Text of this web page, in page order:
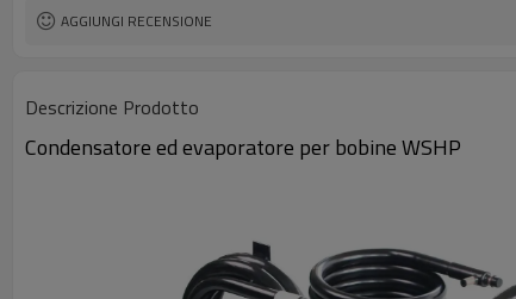
AGGIUNGI RECENSIONE
Descrizione Prodotto
Condensatore ed evaporatore per bobine WSHP